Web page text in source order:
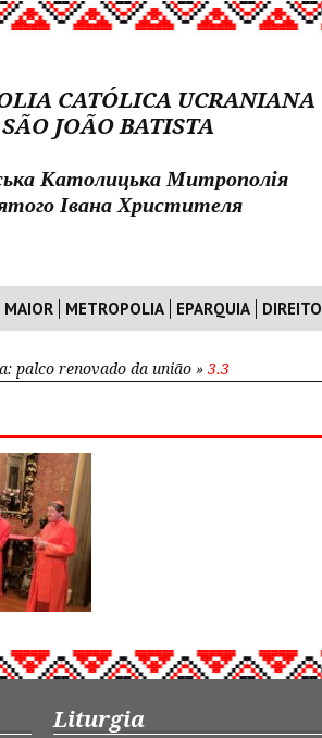
CATÓLICA UCRANIANA
SÃO JOÃO BATISTA
Католицька Митрополія
Івана Христителя
MAIOR METROPOLIA EPARQUIA DIREITO
palco renovado da união » 3.3
Liturgia